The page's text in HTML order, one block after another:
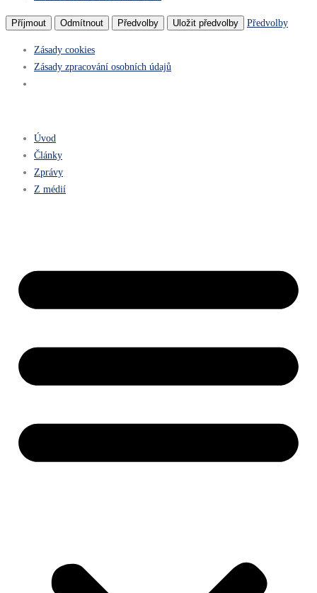
Příjmout Odmítnout Předvolby Uložit předvolby Předvolby
Zásady cookies
Zásady zpracování osobních údajů
Úvod
Články
Zprávy
Z médií